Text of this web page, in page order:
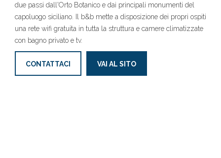
due passi dall'Orto Botanico e dai principali monumenti del
capoluogo siciliano. Il b&b mette a disposizione dei propri ospiti
una rete wifi gratuita in tutta la struttura e camere climatizzate
con bagno privato e tv.
CONTATTACI VAI AL SITO